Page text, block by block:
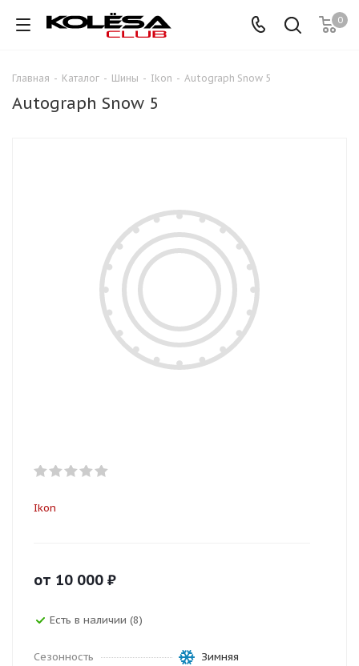
0
Главная - Каталог - Шины - Ikon - Autograph Snow 5
Autograph Snow 5
Ikon
от 10 000 ₽
Есть в наличии (8)
Сезонность
Зимняя